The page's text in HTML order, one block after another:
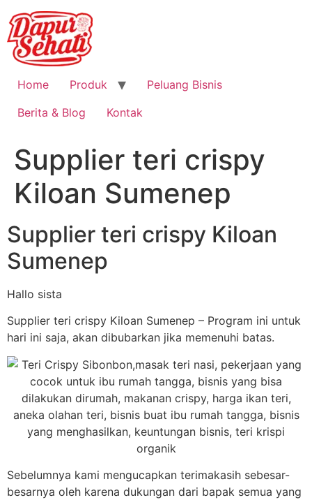
Home Produk
Peluang Bisnis
Berita & Blog
Kontak
Supplier teri crispy
Kiloan Sumenep
Supplier teri crispy Kiloan
Sumenep
Hallo sista
Supplier teri crispy Kiloan Sumenep – Program ini untuk
hari ini saja, akan dibubarkan jika memenuhi batas.
Sebelumnya kami mengucapkan terimakasih sebesar-
besarnya oleh karena dukungan dari bapak semua yang